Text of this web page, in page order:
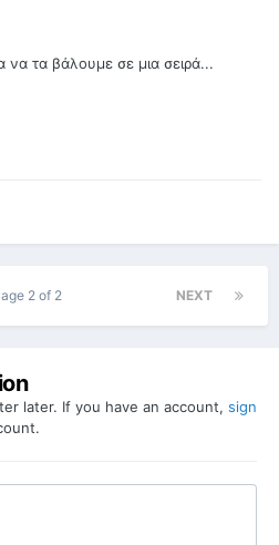
να τα βάλουμε σε μια σειρά...
NEXT
2 of 2
later. If you have an account, sign